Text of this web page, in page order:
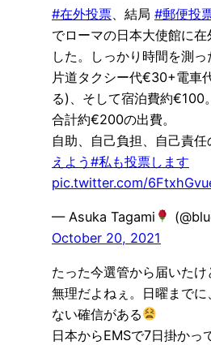
#在外投票 、結局 #郵便投
でローマの日本大使館に在
した。しっかり時間を測っ
片道タクシー代€30+電車
る)、そして宿泊費約€100
合計約€200の出費。
自助、自己負担、自己責任
えよう #私も投票します
pic.twitter.com/
— Asuka Tagami
October 20, 2021
たった今選管から届いたけ
無理だよねぇ。日曜まで
ない確信がある
日本からEMSで7日掛かっ